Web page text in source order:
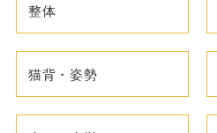
整体
猫背・姿勢